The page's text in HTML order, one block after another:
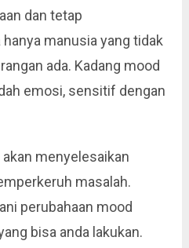
dan tetap
manusia yang tidak
ada. Kadang mood
emosi, sensitif dengan
menyelesaikan
masalah.
perubahaan mood
bisa anda lakukan.